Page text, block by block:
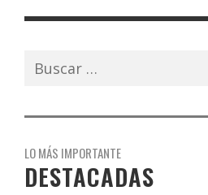
Buscar:
LO MÁS IMPORTANTE
DESTACADAS